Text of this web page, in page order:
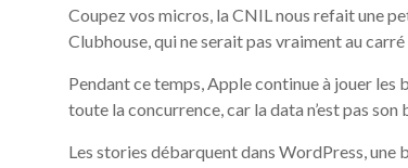
Coupez vos micros, la CNIL nous refait une
Clubhouse, qui ne serait pas vraiment au
Pendant ce temps, Apple continue à jouer les
toute la concurrence, car la data n’est pas son
Les stories débarquent dans WordPress, une